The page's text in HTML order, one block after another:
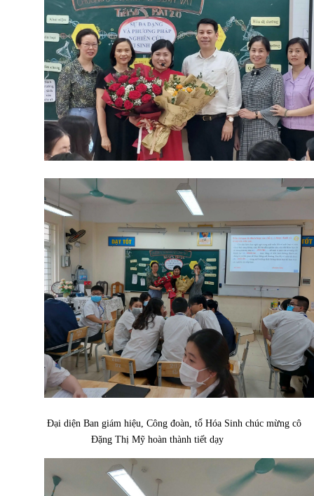
Đại diện Ban giám hiệu, Công đoàn, tổ Hóa Sinh chúc mừng cô
Đặng Thị Mỹ hoàn thành tiết dạy